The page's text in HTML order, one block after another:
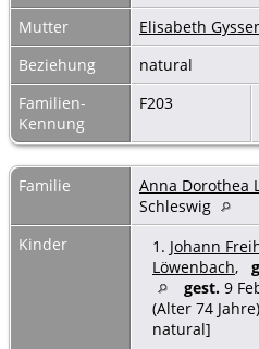
Mutter
Elisabeth
Beziehung
natural
Familien-
Kennung
F203
Familie Anna Dorothea
Schleswig
Kinder
1. Johann
Löwenbach,
gest. 9
(Alter 74
natural]